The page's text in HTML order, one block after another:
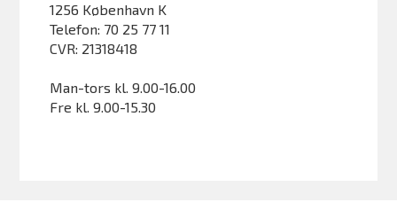
1256 København K
Telefon: 70 25 77 11
CVR: 21318418
Man-tors kl. 9.00-16.00
Fre kl. 9.00-15.30